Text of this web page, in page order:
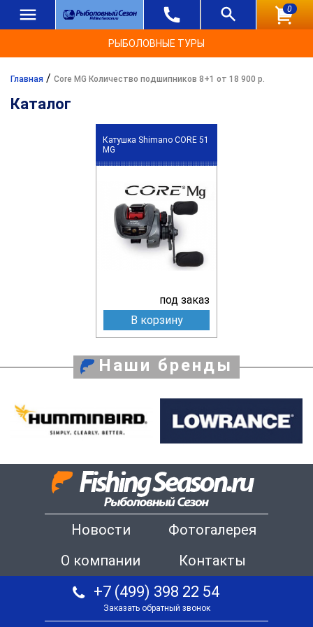
0
РЫБОЛОВНЫЕ ТУРЫ
Главная / Core MG Количество подшипников 8+1 от 18 900 р.
Каталог
Катушка Shimano CORE 51
MG
под заказ
В корзину
Наши бренды
Новости
Фотогалерея
О компании
Контакты
+7 (499) 398 22 54
Заказать обратный звонок